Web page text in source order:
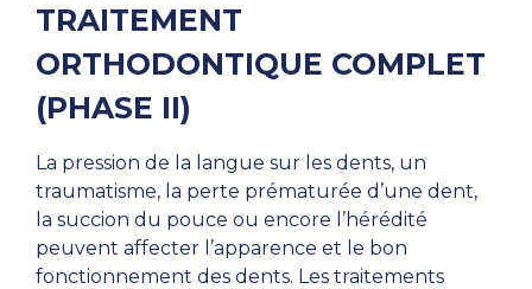
TRAITEMENT
ORTHODONTIQUE COMPLET
(PHASE II)
La pression de la langue sur les dents, un
traumatisme, la perte prématurée d’une dent,
la succion du pouce ou encore l’hérédité
peuvent affecter l’apparence et le bon
fonctionnement des dents. Les traitements